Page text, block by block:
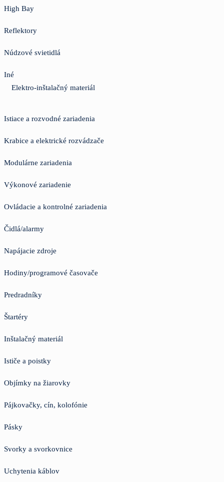
High Bay
Reflektory
Núdzové svietidlá
Iné
Elektro-inštalačný materiál
Istiace a rozvodné zariadenia
Krabice a elektrické rozvádzače
Modulárne zariadenia
Výkonové zariadenie
Ovládacie a kontrolné zariadenia
Čidlá/alarmy
Napájacie zdroje
Hodiny/programové časovače
Predradníky
Štartéry
Inštalačný materiál
Ističe a poistky
Objímky na žiarovky
Pájkovačky, cín, kolofónie
Pásky
Svorky a svorkovnice
Uchytenia káblov